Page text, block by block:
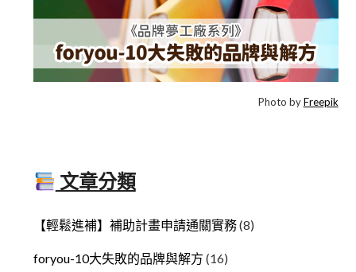
Photo byFreepik
文章分類
【輕鬆進補】補助計畫申請通關實務(8)
foryou-10大失敗的品牌與解方 (16)